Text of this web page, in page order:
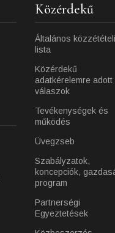
Közérdekű
Általános közzétételi
lista
Közérdekű
adatkérelemre adott
válaszok
Tevékenységek és
működés
Üvegzseb
Szabályzatok,
koncepciók,
program
Partnerségi
Egyeztetések